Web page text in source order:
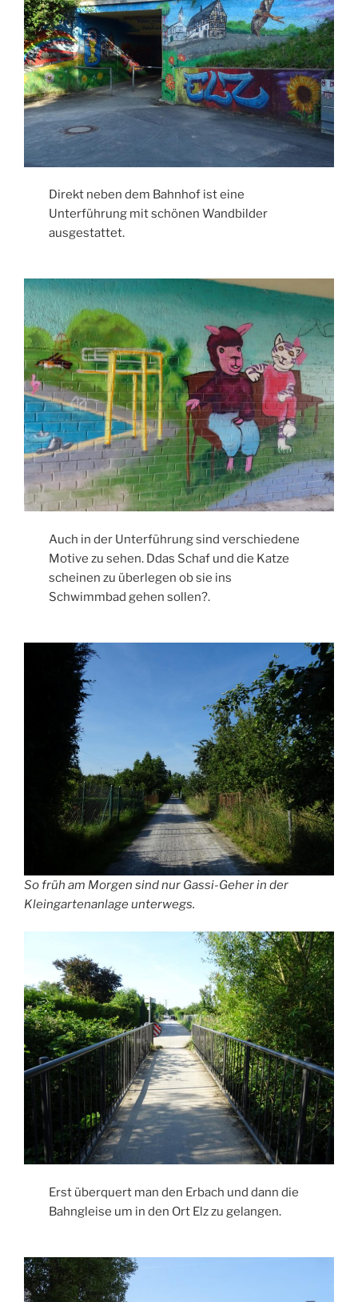
Direkt neben dem Bahnhof ist eine
Unterführung mit schönen Wandbilder
ausgestattet.
Auch in der Unterführung sind verschiedene
Motive zu sehen. Ddas Schaf und die Katze
scheinen zu überlegen ob sie ins
Schwimmbad gehen sollen?.
So früh am Morgen sind nur Gassi-Geher in der
Kleingartenanlage unterwegs.
Erst überquert man den Erbach und dann die
Bahngleise um in den Ort Elz zu gelangen.